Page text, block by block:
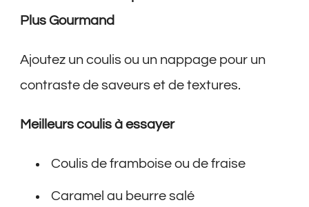
Plus Gourmand
Ajoutez un coulis ou un nappage pour un
contraste de saveurs et de textures.
Meilleurs coulis à essayer
Coulis de framboise ou de fraise
Caramel au beurre salé